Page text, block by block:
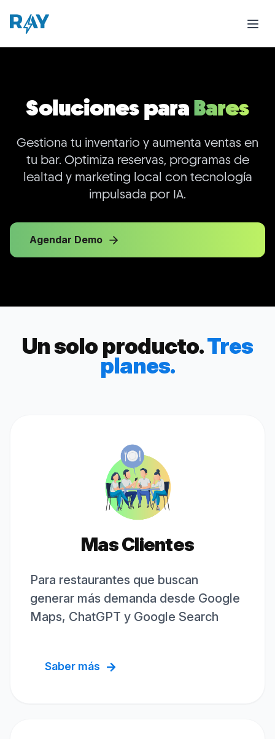
Soluciones paraBares
Gestiona tu inventario y aumenta ventas en
tu bar. Optimiza reservas, programas de
lealtad y marketing local con tecnología
impulsada por IA.
Agendar Demo
Un solo producto.Tres
planes.
Mas Clientes
Para restaurantes que buscan
generar más demanda desde Google
Maps, ChatGPT y Google Search
Saber más